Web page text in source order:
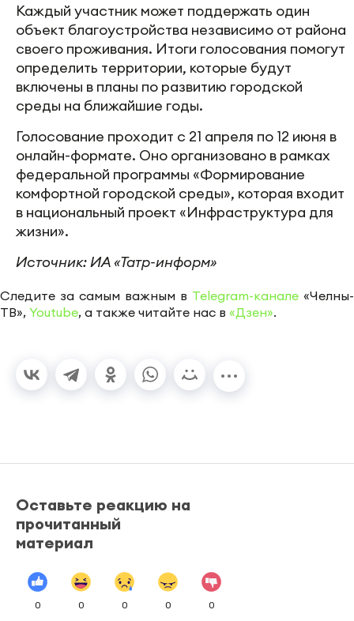
Каждый участник может поддержать один
объект благоустройства независимо от района
своего проживания. Итоги голосования помогут
определить территории, которые будут
включены в планы по развитию городской
среды на ближайшие годы.
Голосование проходит с 21 апреля по 12 июня в
онлайн-формате. Оно организовано в рамках
федеральной программы «Формирование
комфортной городской среды», которая входит
в национальный проект «Инфраструктура для
жизни».
Источник: ИА «Татр-информ»
Следите за самым важным в Telegram-канале «Челны-
ТВ», Youtube, а также читайте нас в «Дзен».
Оставьте реакцию на
прочитанный
материал
0 0 0 0 0